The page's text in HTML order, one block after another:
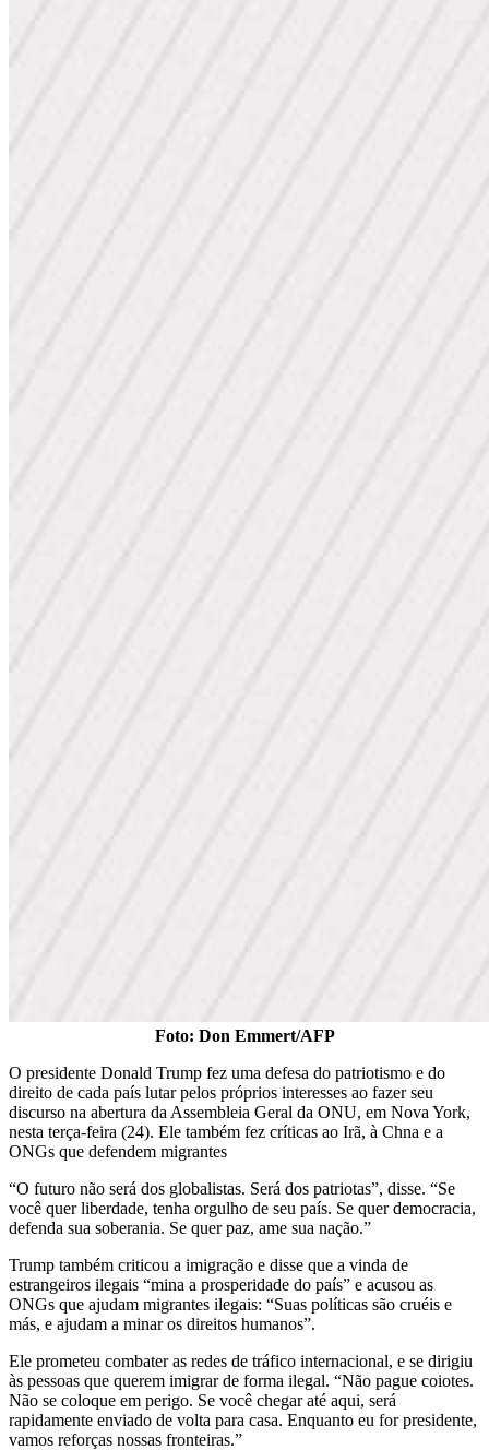
Foto: Don Emmert/AFP
O presidente Donald Trump fez uma defesa do patriotismo e do
direito de cada país lutar pelos próprios interesses ao fazer seu
discurso na abertura da Assembleia Geral da ONU, em Nova York,
nesta terça-feira (24). Ele também fez críticas ao Irã, à Chna e a
ONGs que defendem migrantes
“O futuro não será dos globalistas. Será dos patriotas”, disse. “Se
você quer liberdade, tenha orgulho de seu país. Se quer democracia,
defenda sua soberania. Se quer paz, ame sua nação.”
Trump também criticou a imigração e disse que a vinda de
estrangeiros ilegais “mina a prosperidade do país” e acusou as
ONGs que ajudam migrantes ilegais: “Suas políticas são cruéis e
más, e ajudam a minar os direitos humanos”.
Ele prometeu combater as redes de tráfico internacional, e se dirigiu
às pessoas que querem imigrar de forma ilegal. “Não pague coiotes.
Não se coloque em perigo. Se você chegar até aqui, será
rapidamente enviado de volta para casa. Enquanto eu for presidente,
vamos reforças nossas fronteiras.”